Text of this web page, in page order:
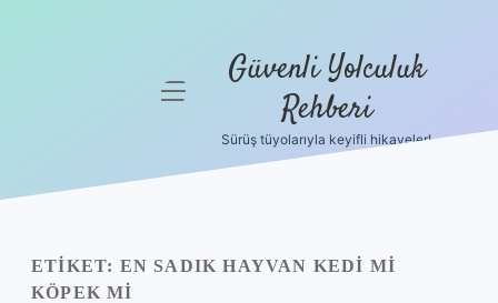
Yasal Uyarı
menüyü Güvenli Yolculuk
Rehberi
Sürüş tüyolarıyla keyifli hikayeler!
ETIKET: EN SADIK HAYVAN KEDI MI
KÖPEK MI